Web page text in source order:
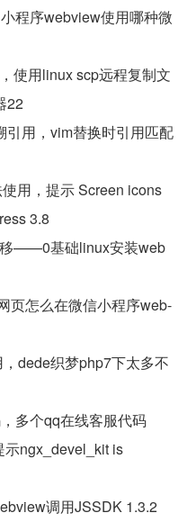
程序webview使用哪种微
使用linux scp远程复制文
22
用，vim替换时引用匹配
用，提示 Screen icons
3.8
移——0基础linux安装web
页怎么在微信小程序web-
dede织梦php7下太多不
多个qq在线客服代码
ngx_devel_kit is
调用JSSDK 1.3.2